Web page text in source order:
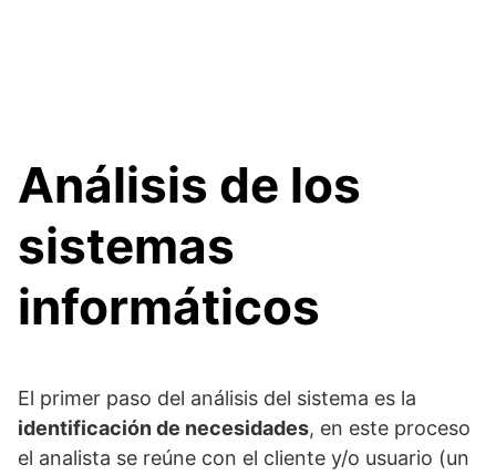
Análisis de los
sistemas
informáticos
El primer paso del análisis del sistema es la
identificación de necesidades, en este proceso
el analista se reúne con el cliente y/o usuario (un